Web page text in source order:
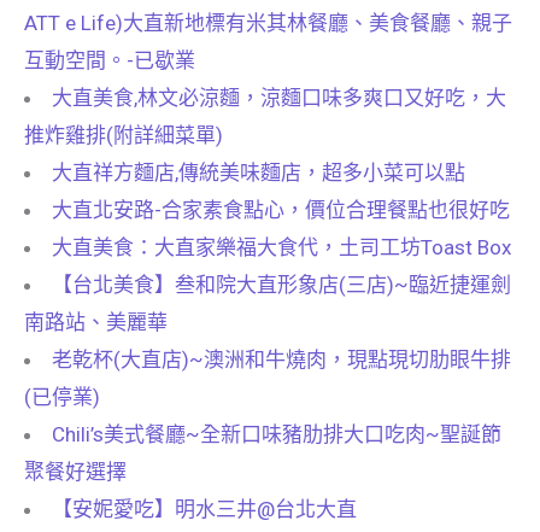
ATT e Life)大直新地標有米其林餐廳、美食餐廳、親子
互動空間。-已歇業
大直美食,林文必涼麵，涼麵口味多爽口又好吃，大
推炸雞排(附詳細菜單)
大直祥方麵店,傳統美味麵店，超多小菜可以點
大直北安路-合家素食點心，價位合理餐點也很好吃
大直美食：大直家樂福大食代，土司工坊Toast Box
【台北美食】叁和院大直形象店(三店)~臨近捷運劍
南路站、美麗華
老乾杯(大直店)~澳洲和牛燒肉，現點現切肋眼牛排
(已停業)
Chili’s美式餐廳~全新口味豬肋排大口吃肉~聖誕節
聚餐好選擇
【安妮愛吃】明水三井@台北大直